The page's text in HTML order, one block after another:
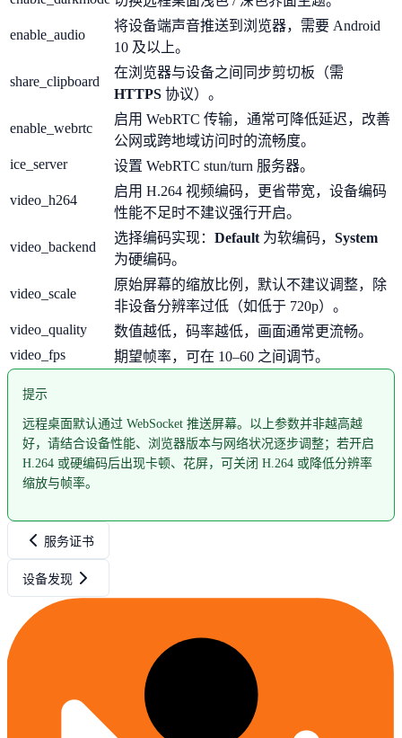
enable_audio
将设备端声音推送到浏览器，需要 Android
10 及以上。
share_clipboard
在浏览器与设备之间同步剪切板（需
HTTPS 协议）。
enable_webrtc
启用 WebRTC 传输，通常可降低延迟，改善
公网或跨地域访问时的流畅度。
ice_server
设置 WebRTC stun/turn 服务器。
video_h264
启用 H.264 视频编码，更省带宽，设备编码
性能不足时不建议强行开启。
video_backend
选择编码实现： Default 为软编码， System
为硬编码。
video_scale
原始屏幕的缩放比例，默认不建议调整，除
非设备分辨率过低（如低于 720p）。
video_quality
数值越低，码率越低，画面通常更流畅。
video_fps
期望帧率，可在 10–60 之间调节。
提示
远程桌面默认通过 WebSocket 推送屏幕。以上参数并非越高越
好，请结合设备性能、浏览器版本与网络状况逐步调整；若开启
H.264 或硬编码后出现卡顿、花屏，可关闭 H.264 或降低分辨率
缩放与帧率。
服务证书
设备发现